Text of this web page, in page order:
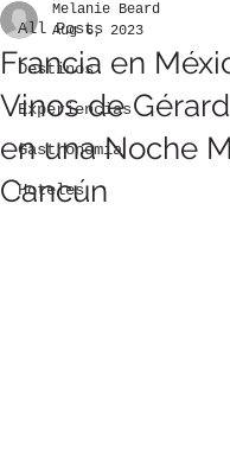
All Posts
Destinos
Experiencias
Gastronomia
Hoteles
Francia en
Vinos de
en una Noche
Cancún
Melanie Beard
Aug 6, 2023